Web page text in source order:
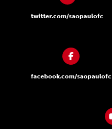
twitter.com/saopaulofc
facebook.com/saopaulofc